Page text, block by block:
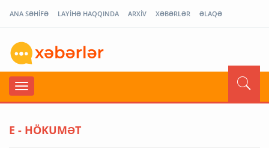
ANA SƏHİFƏ LAYİHƏ HAQQINDA ARXİV XƏBƏRLƏR ƏLAQƏ
E - HÖKUMƏT